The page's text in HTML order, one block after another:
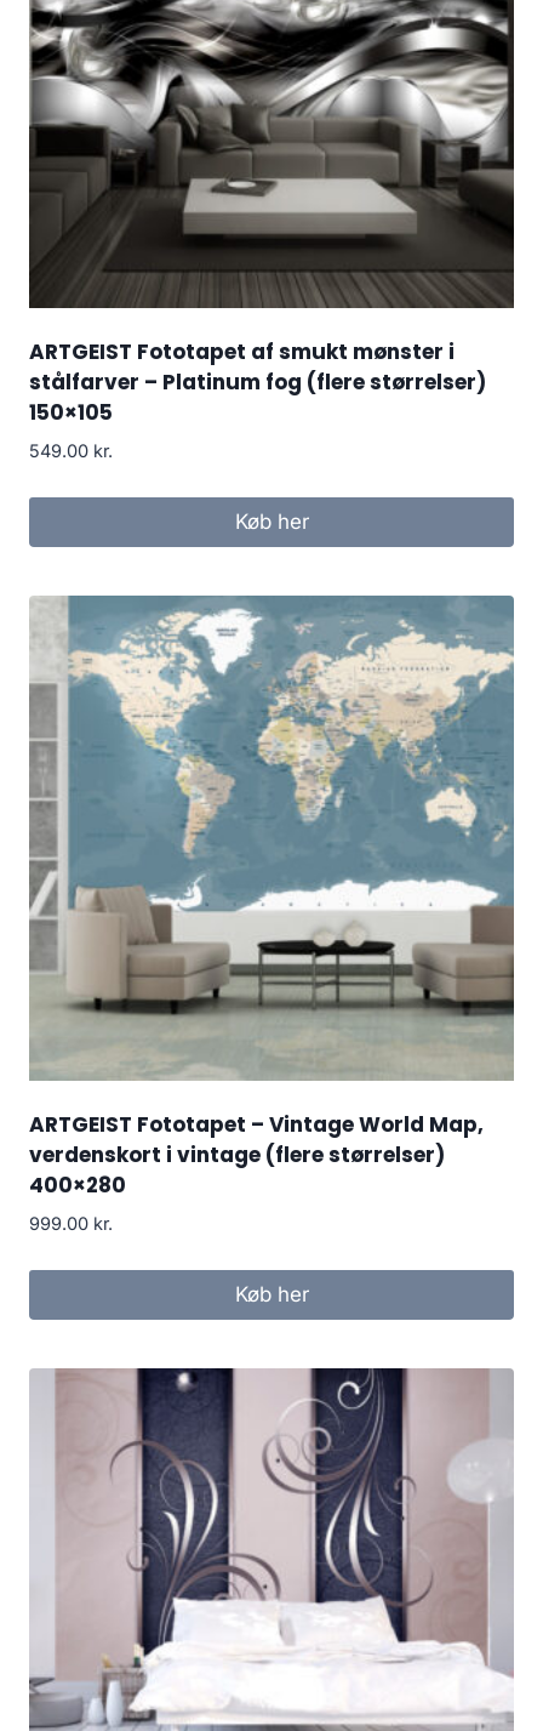
ARTGEIST Fototapet af smukt mønster i
stålfarver – Platinum fog (flere størrelser)
150×105
549.00 kr.
Køb her
ARTGEIST Fototapet – Vintage World Map,
verdenskort i vintage (flere størrelser)
400×280
999.00 kr.
Køb her